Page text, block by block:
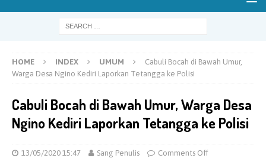
HOME INDEX UMUM
Cabuli Bocah di Bawah Umur,
Warga Desa Ngino Kediri Laporkan Tetangga ke Polisi
Cabuli Bocah di Bawah Umur, Warga Desa
Ngino Kediri Laporkan Tetangga ke Polisi
13/05/2020 15:47 Sang Penulis Comments Off